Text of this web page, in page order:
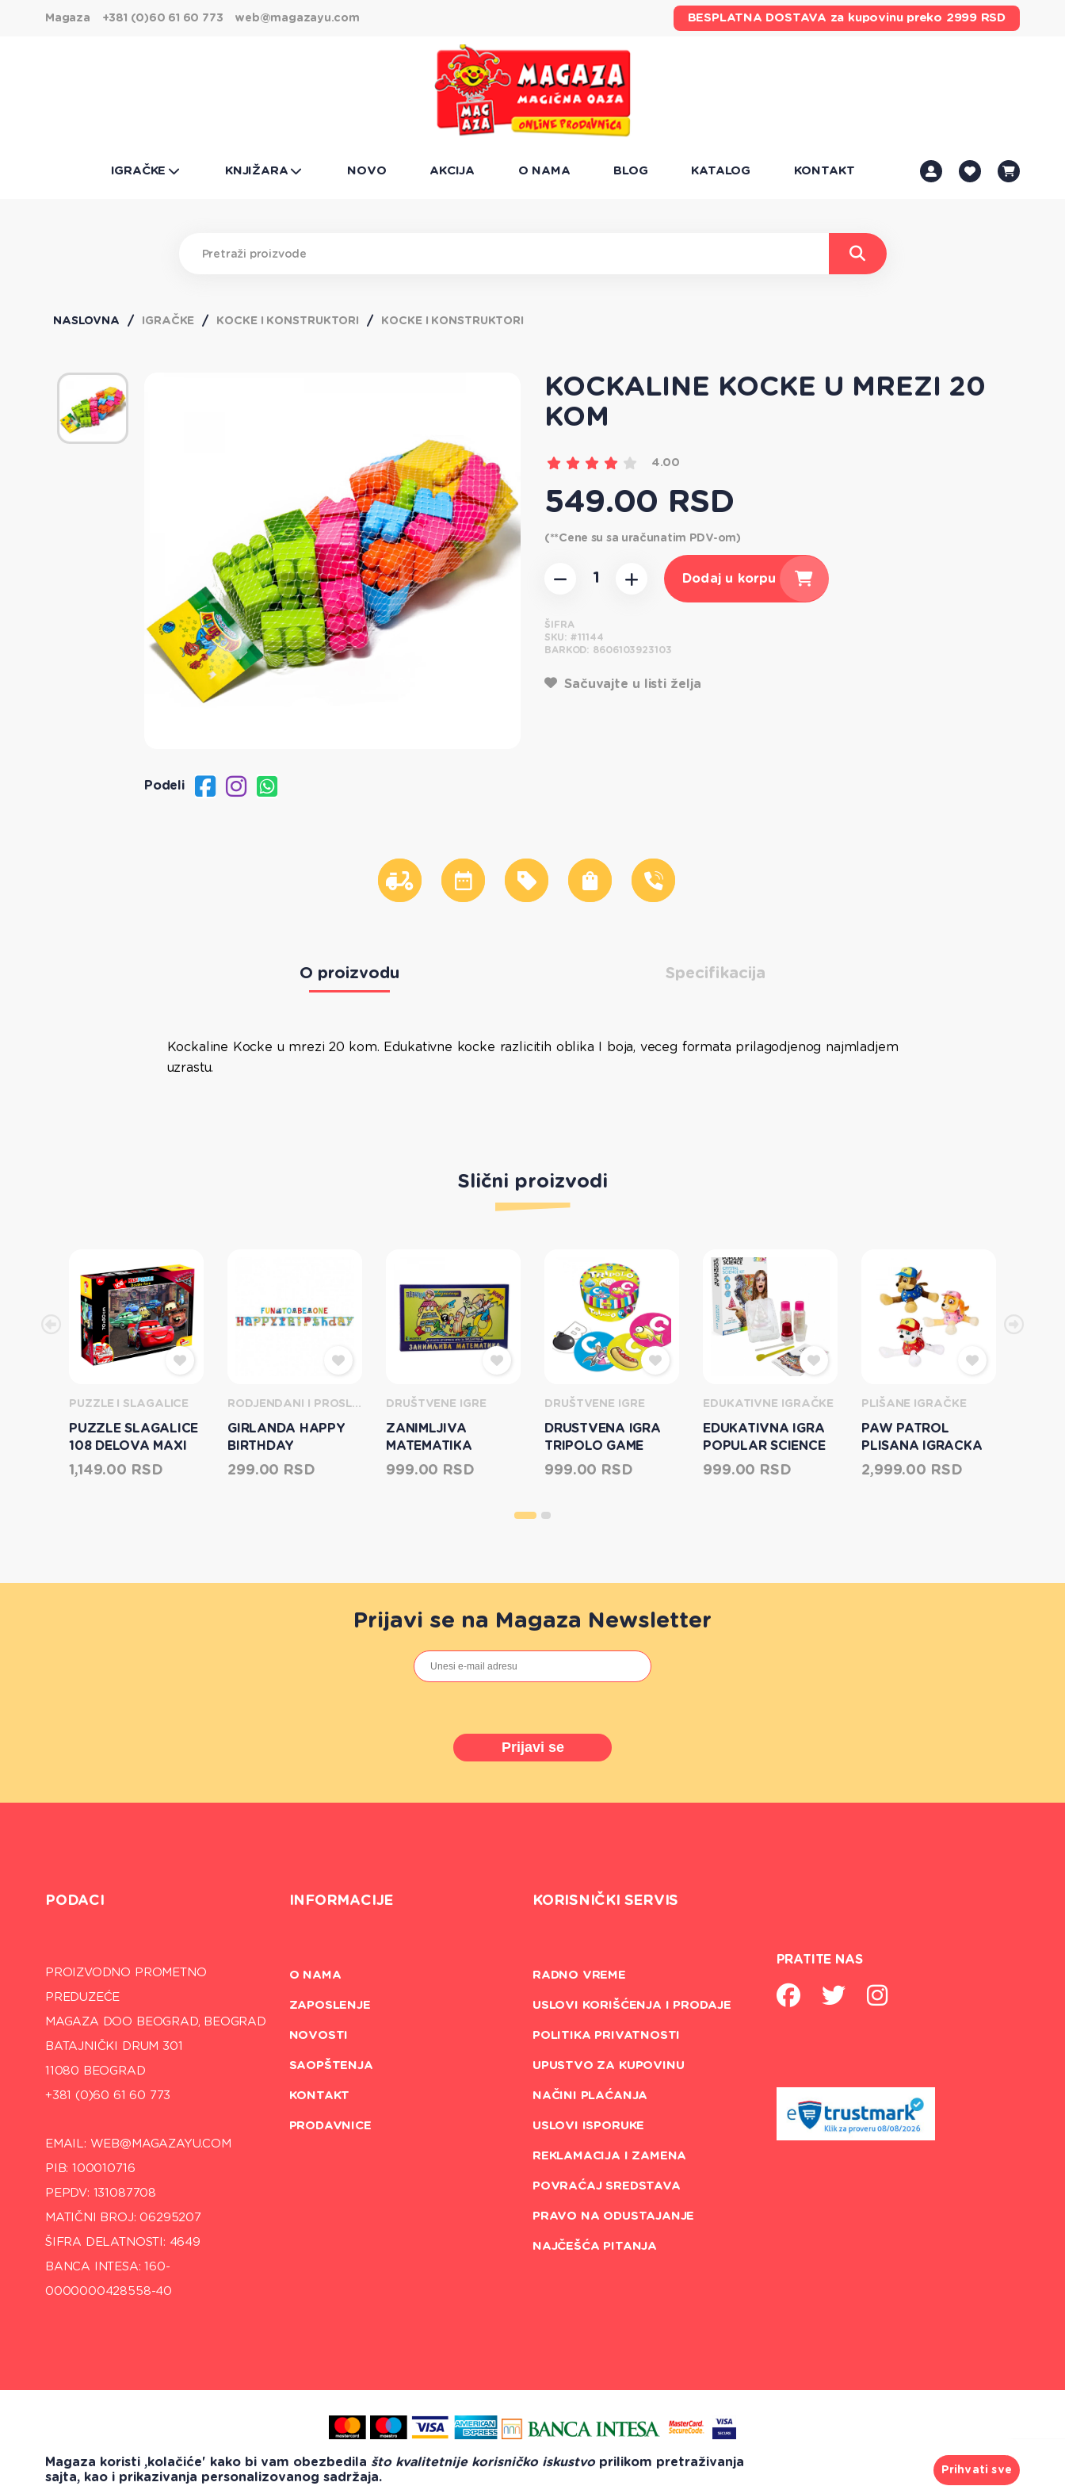
Magaza +381 (0)60 61 60 773 web@magazayu.com BESPLATNA DOSTAVA za kupovinu preko 2999 RSD
IGRAČKE KNJIŽARA NOVO AKCIJA O NAMA BLOG KATALOG KONTAKT
NASLOVNA IGRAČKE KOCKE I KONSTRUKTORI KOCKE I KONSTRUKTORI
KOCKALINE KOCKE U MREZI 20
KOM
4.00
549.00 RSD
(**Cene su sa uračunatim PDV-om)
Dodaj u korpu
ŠIFRA
SKU: #11144
BARKOD: 8606103923103
Sačuvajte u listi želja
Podeli
O proizvodu Specifikacija
Kockaline Kocke u mrezi 20 kom. Edukativne kocke razlicitih oblika I boja, veceg formata prilagodjenog najmladjem
uzrastu.
Slični proizvodi
PUZZLE I SLAGALICE
PUZZLE SLAGALICE
108 DELOVA MAXI
CARS 3 RACER
LISCIANI
1,149.00 RSD
RODJENDANI I PROSLAVE
GIRLANDA HAPPY
BIRTHDAY
299.00 RSD
DRUŠTVENE IGRE
ZANIMLJIVA
MATEMATIKA
999.00 RSD
DRUŠTVENE IGRE
DRUSTVENA IGRA
TRIPOLO GAME
FACTORY 646157
999.00 RSD
EDUKATIVNE IGRAČKE
EDUKATIVNA IGRA
POPULAR SCIENCE
NAUKA O
999.00 RSD
PLIŠANE IGRAČKE
PAW PATROL
PLISANA IGRACKA
50CM
2,999.00 RSD
Prijavi se na Magaza Newsletter
Prijavi se
PODACI
PROIZVODNO PROMETNO
PREDUZEĆE
MAGAZA DOO BEOGRAD, BEOGRAD
BATAJNIČKI DRUM 301
11080 BEOGRAD
+381 (0)60 61 60 773
EMAIL: WEB@MAGAZAYU.COM
PIB: 100010716
PEPDV: 131087708
MATIČNI BROJ: 06295207
ŠIFRA DELATNOSTI: 4649
BANCA INTESA: 160-
0000000428558-40
INFORMACIJE
O NAMA
ZAPOSLENJE
NOVOSTI
SAOPŠTENJA
KONTAKT
PRODAVNICE
KORISNIČKI SERVIS
RADNO VREME
USLOVI KORIŠĆENJA I PRODAJE
POLITIKA PRIVATNOSTI
UPUSTVO ZA KUPOVINU
NAČINI PLAĆANJA
USLOVI ISPORUKE
REKLAMACIJA I ZAMENA
POVRAĆAJ SREDSTAVA
PRAVO NA ODUSTAJANJE
NAJČEŠĆA PITANJA
PRATITE NAS
Sva prava zadržana 2018
Magaza koristi ,kolačiće' kako bi vam obezbedila što kvalitetnije korisničko iskustvoprilikom pretraživanja
sajta, kao i prikazivanja personalizovanog sadržaja.
Prihvati sve